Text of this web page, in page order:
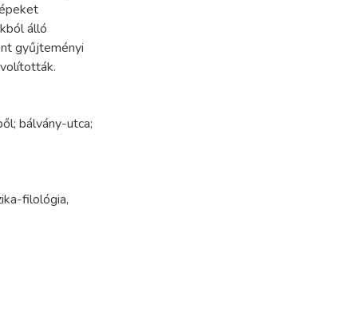
álló
gyűjteményi
bálvány-utca;
filológia,